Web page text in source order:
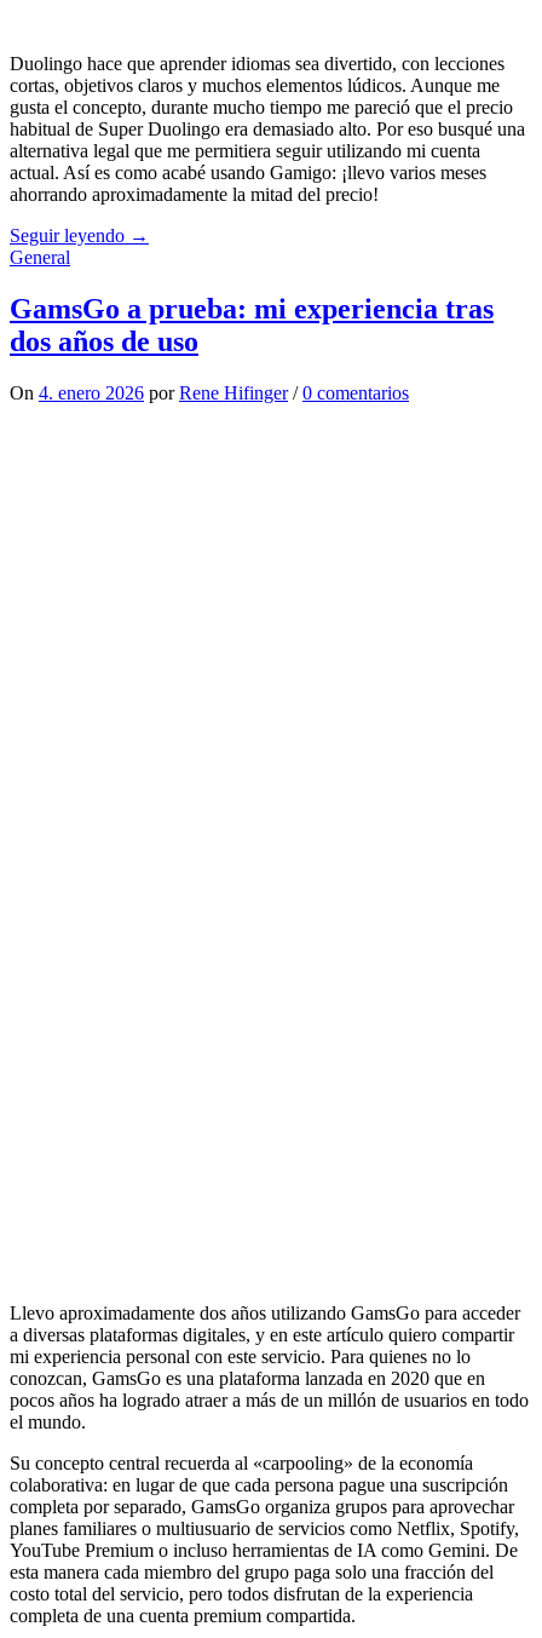
Duolingo hace que aprender idiomas sea divertido, con lecciones
cortas, objetivos claros y muchos elementos lúdicos. Aunque me
gusta el concepto, durante mucho tiempo me pareció que el precio
habitual de Super Duolingo era demasiado alto. Por eso busqué una
alternativa legal que me permitiera seguir utilizando mi cuenta
actual. Así es como acabé usando Gamigo: ¡llevo varios meses
ahorrando aproximadamente la mitad del precio!
Seguir leyendo →
General
GamsGo a prueba: mi experiencia tras
dos años de uso
On 4. enero 2026 porRene Hifinger /0 comentarios
Llevo aproximadamente dos años utilizando GamsGo para acceder
a diversas plataformas digitales, y en este artículo quiero compartir
mi experiencia personal con este servicio. Para quienes no lo
conozcan, GamsGo es una plataforma lanzada en 2020 que en
pocos años ha logrado atraer a más de un millón de usuarios en todo
el mundo.
Su concepto central recuerda al «carpooling» de la economía
colaborativa: en lugar de que cada persona pague una suscripción
completa por separado, GamsGo organiza grupos para aprovechar
planes familiares o multiusuario de servicios como Netflix, Spotify,
YouTube Premium o incluso herramientas de IA como Gemini. De
esta manera cada miembro del grupo paga solo una fracción del
costo total del servicio, pero todos disfrutan de la experiencia
completa de una cuenta premium compartida.